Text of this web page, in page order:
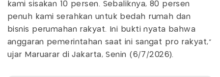
kami sisakan 10 persen. Sebaliknya, 80 persen
penuh kami serahkan untuk bedah rumah dan
bisnis perumahan rakyat. Ini bukti nyata bahwa
anggaran pemerintahan saat ini sangat pro rakyat,”
ujar Maruarar di Jakarta, Senin (6/7/2026).